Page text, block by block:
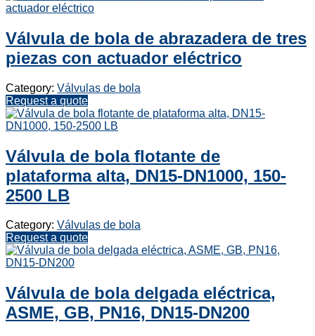
Válvula de bola de abrazadera de tres
piezas con actuador eléctrico
Category: Válvulas de bola
Request a quote
Válvula de bola flotante de
plataforma alta, DN15-DN1000, 150-
2500 LB
Category: Válvulas de bola
Request a quote
Válvula de bola delgada eléctrica,
ASME, GB, PN16, DN15-DN200